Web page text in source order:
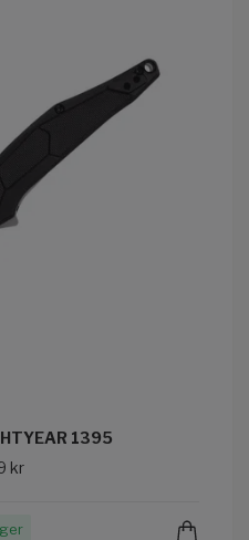
1395
kr